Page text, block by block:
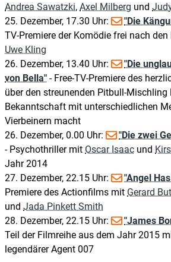
Andrea Sawatzki, Axel Milberg und
25. Dezember, 17.30 Uhr:
"Die
TV-Premiere der Komödie frei nach den
Uwe Kling
26. Dezember, 13.40 Uhr:
"Die
von Bella" - Free-TV-Premiere des
über den streunenden Pitbull-Mischling
Bekanntschaft mit unterschiedlichen
Vierbeinern macht
26. Dezember, 0.00 Uhr:
"Die zwei
- Psychothriller mit Oscar Isaac und
Jahr 2014
27. Dezember, 22.15 Uhr:
"Angel
Premiere des Actionfilms mit Gerard
und Jada Pinkett Smith
28. Dezember, 22.15 Uhr:
"James
Teil der Filmreihe aus dem Jahr 2015
legendärer Agent 007